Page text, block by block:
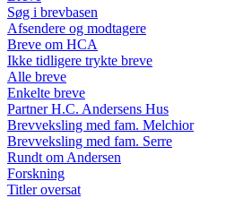
Søg i brevbasen
Afsendere og modtagere
Breve om HCA
Ikke tidligere trykte breve
Alle breve
Enkelte breve
Partner H.C. Andersens Hus
Brevveksling med fam. Melchior
Brevveksling med fam. Serre
Rundt om Andersen
Forskning
Titler oversat